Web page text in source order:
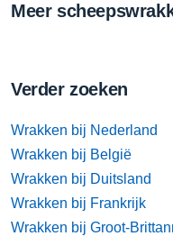
Meer
Verder zoeken
Wrakken bij Nederland
Wrakken bij België
Wrakken bij Duitsland
Wrakken bij Frankrijk
Wrakken bij Groot-